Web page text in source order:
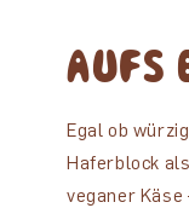
AUFS
Egal ob
Haferblock
veganer